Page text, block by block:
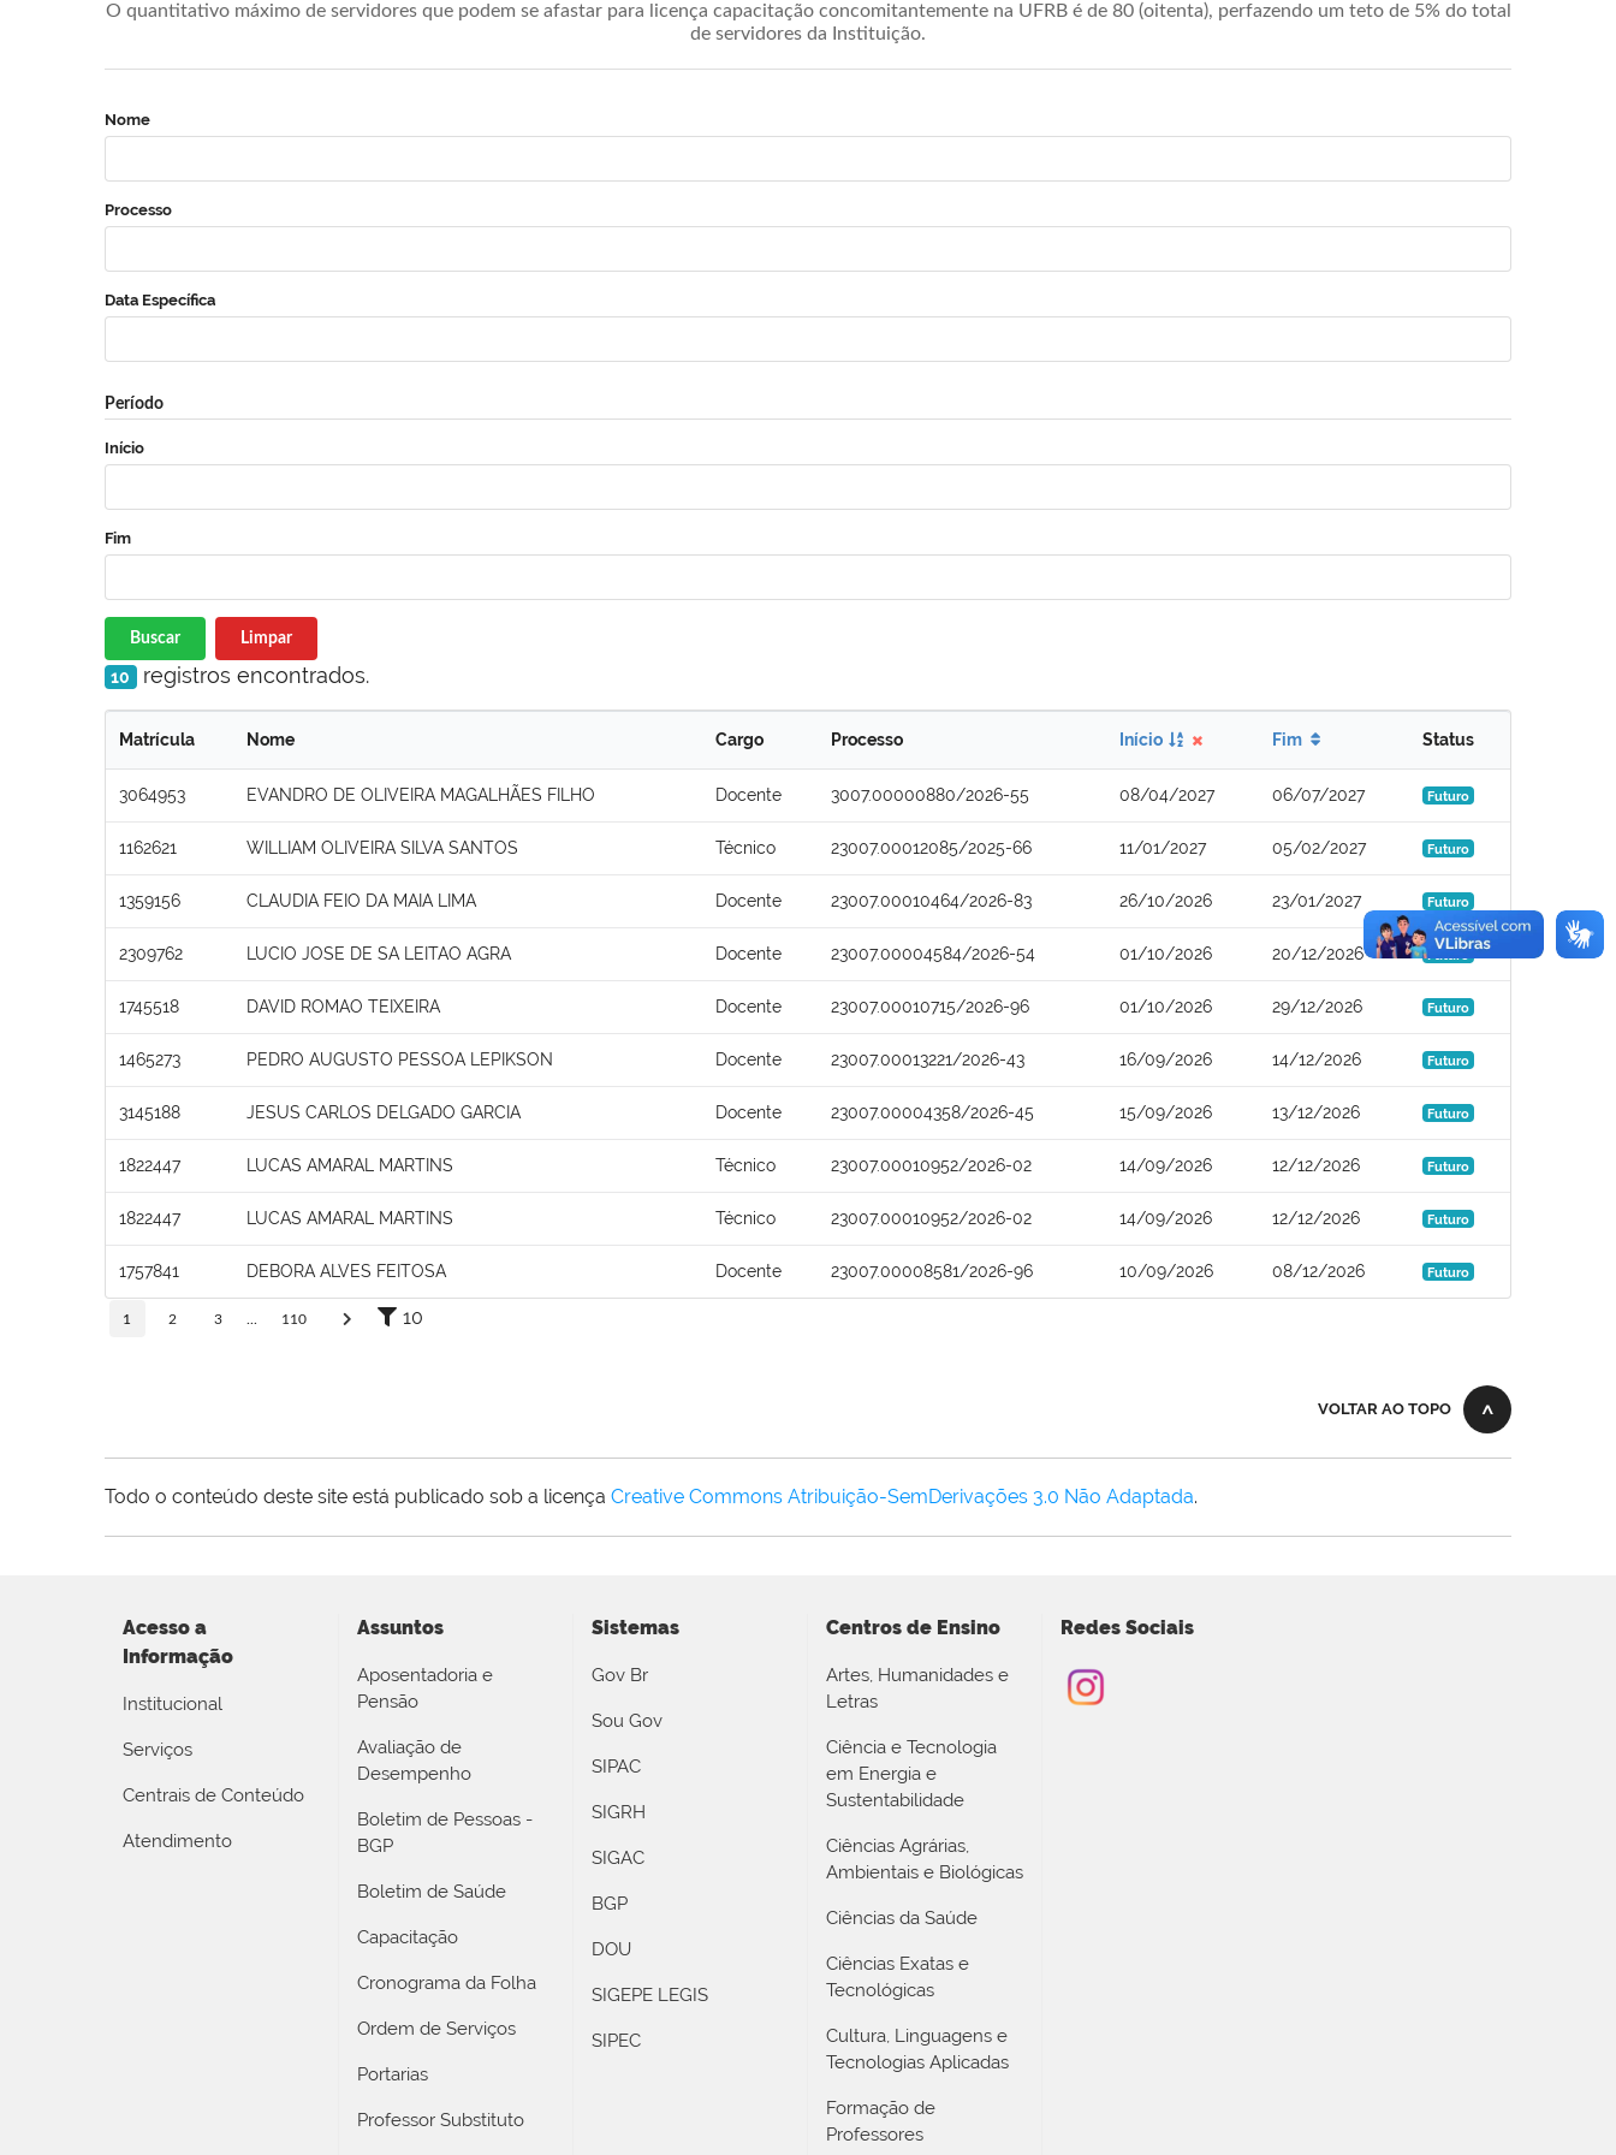
O quantitativo máximo de servidores que podem se afastar para licença capacitação concomitantemente na UFRB é de 80 (oitenta), perfazendo um teto de 5% do total
de servidores da Instituição.
Nome
Processo
Data Específica
Período
Início
Fim
Buscar Limpar
10 registros encontrados.
Matrícula Nome Cargo Processo Início Fim Status
3064953 EVANDRO DE OLIVEIRA MAGALHÃES FILHO Docente 3007.00000880/2026-55 08/04/2027 06/07/2027 Futuro
1162621 WILLIAM OLIVEIRA SILVA SANTOS Técnico 23007.00012085/2025-66 11/01/2027 05/02/2027 Futuro
1359156 CLAUDIA FEIO DA MAIA LIMA Docente 23007.00010464/2026-83 26/10/2026 23/01/2027 Futuro
2309762 LUCIO JOSE DE SA LEITAO AGRA Docente 23007.00004584/2026-54 01/10/2026 20/12/2026 Futuro
1745518 DAVID ROMAO TEIXEIRA Docente 23007.00010715/2026-96 01/10/2026 29/12/2026 Futuro
1465273 PEDRO AUGUSTO PESSOA LEPIKSON Docente 23007.00013221/2026-43 16/09/2026 14/12/2026 Futuro
3145188 JESUS CARLOS DELGADO GARCIA Docente 23007.00004358/2026-45 15/09/2026 13/12/2026 Futuro
1822447 LUCAS AMARAL MARTINS Técnico 23007.00010952/2026-02 14/09/2026 12/12/2026 Futuro
1822447 LUCAS AMARAL MARTINS Técnico 23007.00010952/2026-02 14/09/2026 12/12/2026 Futuro
1757841 DEBORA ALVES FEITOSA Docente 23007.00008581/2026-96 10/09/2026 08/12/2026 Futuro
1 2 3 110 10
VOLTAR AO TOPO
Todo o conteúdo deste site está publicado sob a licença Creative Commons Atribuição-SemDerivações 3.0 Não Adaptada.
Acesso a
Informação
Institucional
Serviços
Centrais de Conteúdo
Atendimento
Assuntos
Aposentadoria e
Pensão
Avaliação de
Desempenho
Boletim de Pessoas -
BGP
Boletim de Saúde
Capacitação
Cronograma da Folha
Ordem de Serviços
Portarias
Professor Substituto
Sistemas
Gov Br
Sou Gov
SIPAC
SIGRH
SIGAC
BGP
DOU
SIGEPE LEGIS
SIPEC
Centros de Ensino
Artes, Humanidades e
Letras
Ciência e Tecnologia
em Energia e
Sustentabilidade
Ciências Agrárias,
Ambientais e Biológicas
Ciências da Saúde
Ciências Exatas e
Tecnológicas
Cultura, Linguagens e
Tecnologias Aplicadas
Formação de
Professores
Redes Sociais